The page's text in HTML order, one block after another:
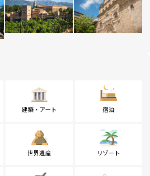
建築・アート 宿泊
世界遺産 リゾート